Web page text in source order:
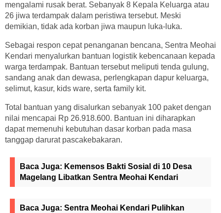
mengalami rusak berat. Sebanyak 8 Kepala Keluarga atau
26 jiwa terdampak dalam peristiwa tersebut. Meski
demikian, tidak ada korban jiwa maupun luka-luka.
Sebagai respon cepat penanganan bencana, Sentra Meohai
Kendari menyalurkan bantuan logistik kebencanaan kepada
warga terdampak. Bantuan tersebut meliputi tenda gulung,
sandang anak dan dewasa, perlengkapan dapur keluarga,
selimut, kasur, kids ware, serta family kit.
Total bantuan yang disalurkan sebanyak 100 paket dengan
nilai mencapai Rp 26.918.600. Bantuan ini diharapkan
dapat memenuhi kebutuhan dasar korban pada masa
tanggap darurat pascakebakaran.
Baca Juga: Kemensos Bakti Sosial di 10 Desa
Magelang Libatkan Sentra Meohai Kendari
Baca Juga: Sentra Meohai Kendari Pulihkan